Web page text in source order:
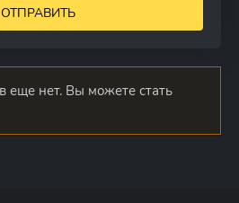
ОТПРАВИТЬ
еще нет. Вы можете стать